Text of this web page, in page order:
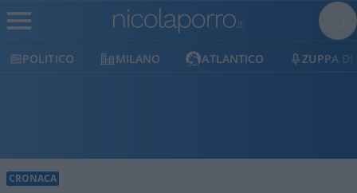
POLITICO MILANO ATLANTICO ZUPPA DI
CRONACA